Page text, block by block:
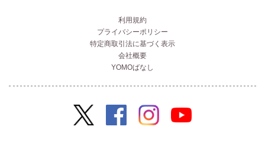
利用規約
プライバシーポリシー
特定商取引法に基づく表示
会社概要
YOMOばなし